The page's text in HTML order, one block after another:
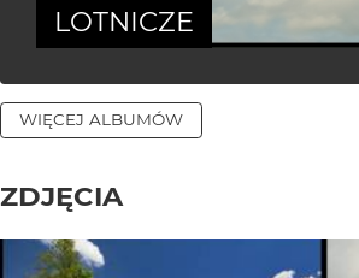
LOTNICZE
WIĘCEJ ALBUMÓW
ZDJĘCIA